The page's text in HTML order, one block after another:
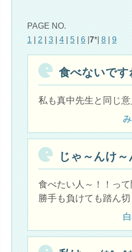
PAGE NO.
1
2 3 4 5 6 7*| 8 9
食べないです
私も真中先生と同じ
じゃ～んけ～
食べたい人～！！っ
勝手も負けても踏ん